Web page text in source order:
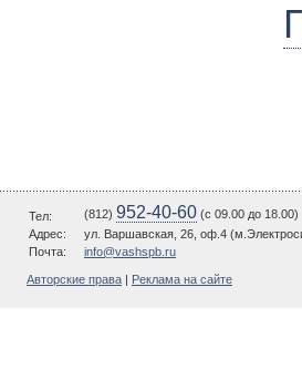
Тел: (812) 952-40-60 (c 09.00 до 18.00)
Адрес:
ул. Варшавская, 26, оф.4
Почта:
info@vashspb.ru
Авторские права Реклама на сайте